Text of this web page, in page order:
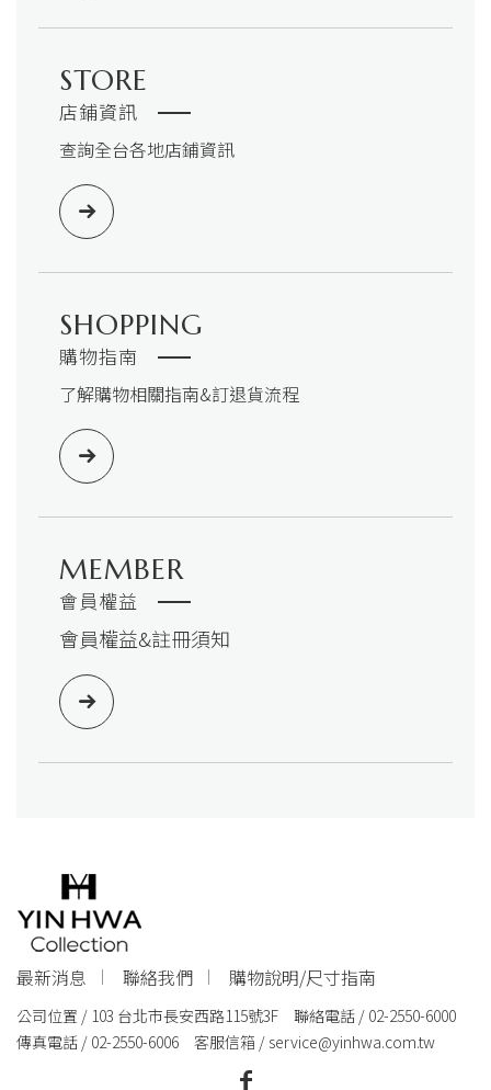
STORE
店鋪資訊
查詢全台各地店鋪資訊
SHOPPING
購物指南
了解購物相關指南&訂退貨流程
MEMBER
會員權益
會員權益&註冊須知
最新消息 聯絡我們 購物說明/尺寸指南
公司位置 / 103 台北市長安西路115號3F 聯絡電話 / 02-2550-6000
傳真電話 / 02-2550-6006 客服信箱 / service@yinhwa.com.tw